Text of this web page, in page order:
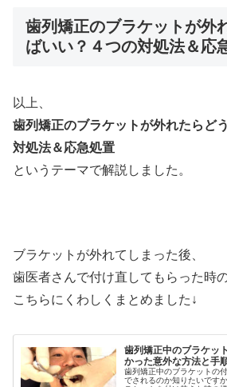
歯列矯正のブラケットが外
ばいい？４つの対処法＆応
以上、
歯列矯正のブラケットが外れたらど
対処法＆応急処置
というテーマで解説しました。
ブラケットが外れてしまった後、
歯医者さんで付け直してもらった時
こちらにくわしくまとめました↓
歯列矯正中のブラケッ
かった意外な方法と手
歯列矯正中のブラケットの
でされるのか知りたいです